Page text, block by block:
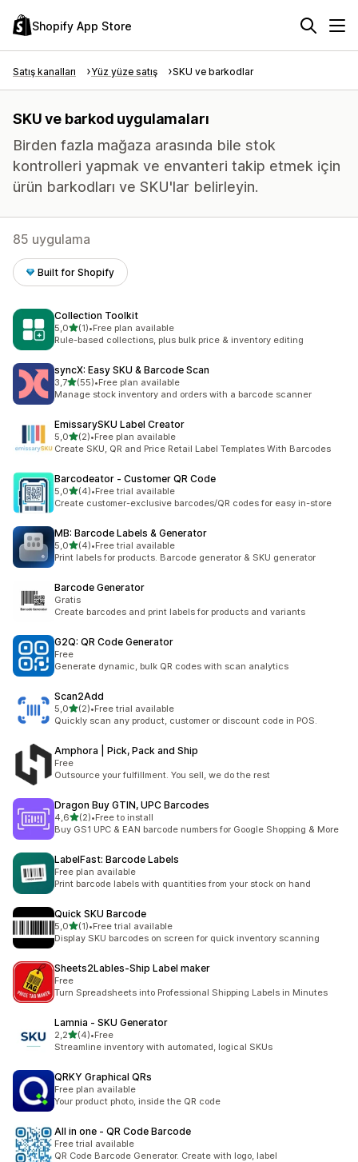
Shopify App Store
Satış kanalları Yüz yüze satış SKU ve barkodlar
SKU ve barkod uygulamaları
Birden fazla mağaza arasında bile stok
kontrolleri yapmak ve envanteri takip etmek için
ürün barkodları ve SKU'lar belirleyin.
85 uygulama
Built for Shopify
Collection Toolkit
5,05 yıldız üzerinden
(1)
toplam 1 değerlendirme
•Free plan available
Rule-based collections, plus bulk price & inventory editing
syncX: Easy SKU & Barcode Scan
3,75 yıldız üzerinden
(55)
toplam 55 değerlendirme
•Free plan available
Manage stock inventory and orders with a barcode scanner
EmissarySKU Label Creator
5,05 yıldız üzerinden
(2)
toplam 2 değerlendirme
•Free plan available
Create SKU, QR and Price Retail Label Templates With Barcodes
Barcodeator ‑ Customer QR Code
5,05 yıldız üzerinden
(4)
toplam 4 değerlendirme
•Free trial available
Create customer-exclusive barcodes/QR codes for easy in-store
MB: Barcode Labels & Generator
5,05 yıldız üzerinden
(4)
toplam 4 değerlendirme
•Free trial available
Print labels for products. Barcode generator & SKU generator
Barcode Generator
Gratis
Create barcodes and print labels for products and variants
G2Q: QR Code Generator
Free
Generate dynamic, bulk QR codes with scan analytics
Scan2Add
5,05 yıldız üzerinden
(2)
toplam 2 değerlendirme
•Free trial available
Quickly scan any product, customer or discount code in POS.
Amphora | Pick, Pack and Ship
Free
Outsource your fulfillment. You sell, we do the rest
Dragon Buy GTIN, UPC Barcodes
4,65 yıldız üzerinden
(2)
toplam 2 değerlendirme
•Free to install
Buy GS1 UPC & EAN barcode numbers for Google Shopping & More
LabelFast: Barcode Labels
Free plan available
Print barcode labels with quantities from your stock on hand
Quick SKU Barcode
5,05 yıldız üzerinden
(1)
toplam 1 değerlendirme
•Free trial available
Display SKU barcodes on screen for quick inventory scanning
Sheets2Lables‑Ship Label maker
Free
Turn Spreadsheets into Professional Shipping Labels in Minutes
Lamnia ‑ SKU Generator
2,25 yıldız üzerinden
(4)
toplam 4 değerlendirme
•Free
Streamline inventory with automated, logical SKUs
QRKY Graphical QRs
Free plan available
Your product photo, inside the QR code
All in one ‑ QR Code Barcode
Free trial available
QR Code Barcode Generator. Create with logo, label